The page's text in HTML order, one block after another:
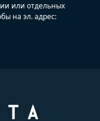
или отдельных
на эл. адрес: